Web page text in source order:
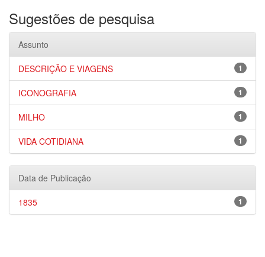
Sugestões de pesquisa
Assunto
1
DESCRIÇÃO E VIAGENS
1
ICONOGRAFIA
1
MILHO
1
VIDA COTIDIANA
Data de Publicação
1
1835